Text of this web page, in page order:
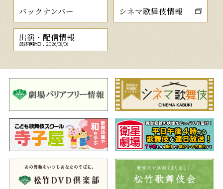
バックナンバー シネマ歌舞伎情報
出演・配信情報
最終更新日：2026/08/06